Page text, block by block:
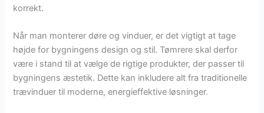
korrekt.
Når man monterer døre og vinduer, er det vigtigt at tage
højde for bygningens design og stil. Tømrere skal derfor
være i stand til at vælge de rigtige produkter, der passer til
bygningens æstetik. Dette kan inkludere alt fra traditionelle
trævinduer til moderne, energieffektive løsninger.